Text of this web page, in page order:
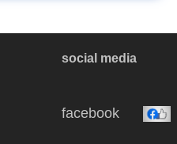
social media
facebook